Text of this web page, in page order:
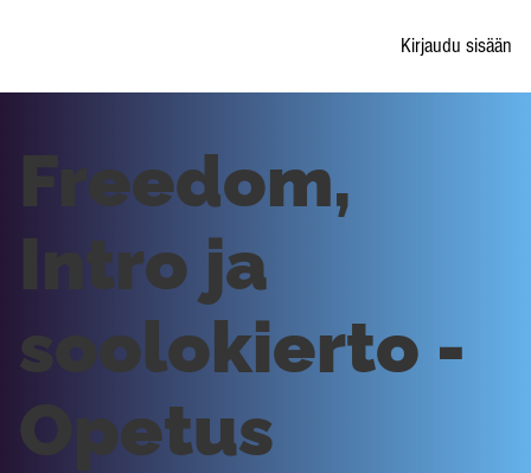
Kirjaudu sisään
Freedom,
Intro ja
soolokierto -
Opetus